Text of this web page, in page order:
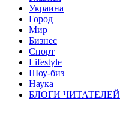
Украина
Город
Мир
Бизнес
Спорт
Lifestyle
Шоу-биз
Наука
БЛОГИ ЧИТАТЕЛЕЙ